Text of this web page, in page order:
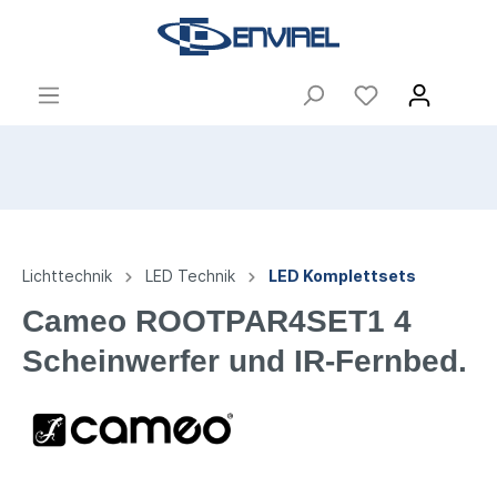
Lichttechnik LED Technik LED Komplettsets
Cameo ROOTPAR4SET1 4
Scheinwerfer und IR-Fernbed.